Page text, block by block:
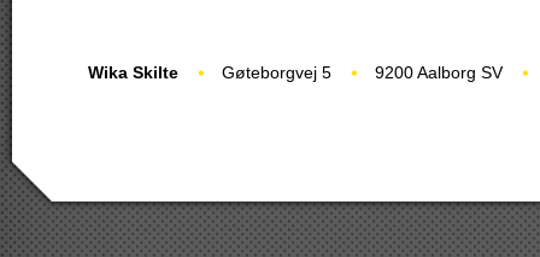
Wika Skilte Gøteborgvej 5 9200 Aalborg SV